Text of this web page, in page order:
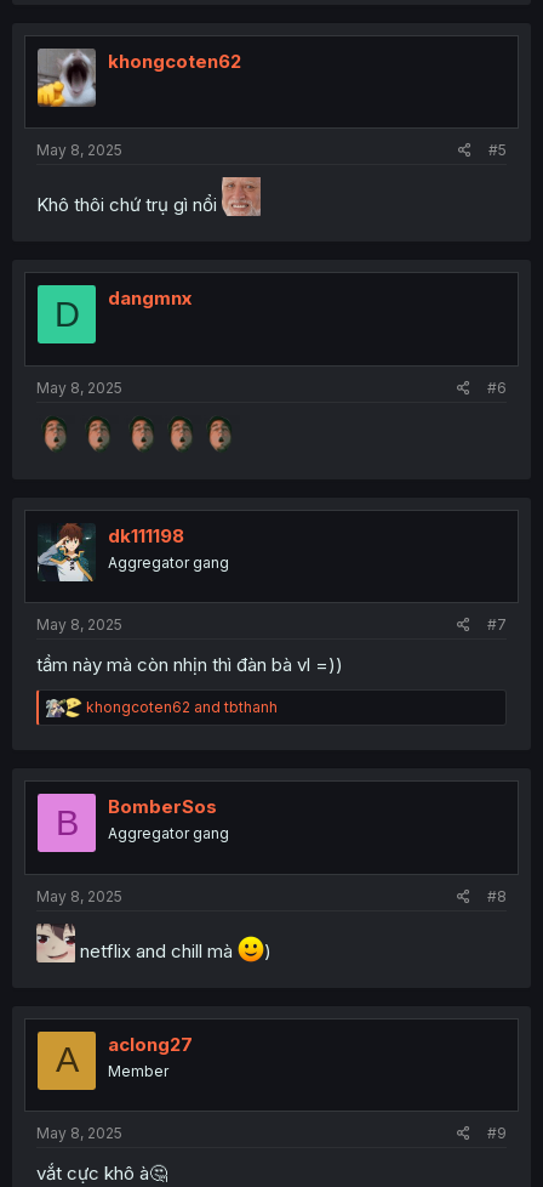
t
khongcoten62
May 8, 2025 #5
Khô thôi chứ trụ gì nổi
D dangmnx
May 8, 2025 #6
dk111198
Aggregator gang
May 8, 2025 #7
tầm này mà còn nhịn thì đàn bà vl =))
R
e
t
khongcoten62 andtbthanh
B BomberSos
Aggregator gang
May 8, 2025 #8
netflix and chill mà )
A aclong27
Member
May 8, 2025 #9
vắt cực khô à🤔